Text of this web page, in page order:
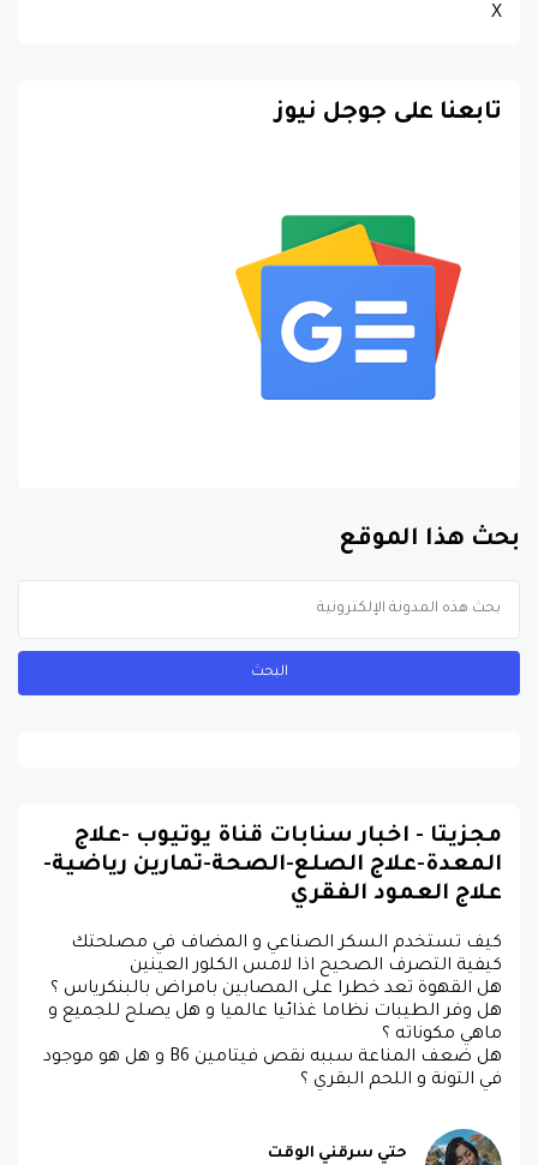
X
تابعنا على جوجل نيوز
بحث هذا الموقع
مجزيتا - اخبار سنابات قناة يوتيوب -علاج
المعدة-علاج الصلع-الصحة-تمارين رياضية-
علاج العمود الفقري
كيف تستخدم السكر الصناعي و المضاف في مصلحتك
كيفية التصرف الصحيح اذا لامس الكلور العينين
هل القهوة تعد خطرا على المصابين بامراض بالبنكرياس ؟
هل وفر الطيبات نظاما غذائيا عالميا و هل يصلح للجميع و
ماهي مكوناته ؟
هل ضعف المناعة سببه نقص فيتامين B6 و هل هو موجود
في التونة و اللحم البقري ؟
حتي سرقني الوقت